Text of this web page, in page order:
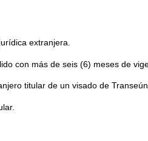
extranjera.
con más de seis (6) meses de
titular de un visado de